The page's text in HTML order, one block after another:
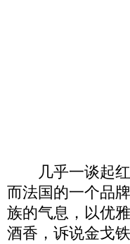
几乎一谈起红
而法国的一个品
族的气息，以优
酒香，诉说金戈